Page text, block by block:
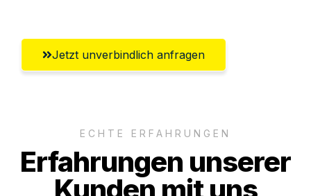
Jetzt unverbindlich anfragen
ECHTE ERFAHRUNGEN
Erfahrungen unserer